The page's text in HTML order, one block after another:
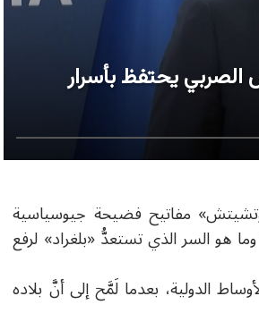
يحتفظ بأسرار
فوتشيتش» مفاتيح فضيحة جيوسياسية
هو السر الذي تستعدُّ «بلغراد» لرفع
الدولية، بعدما لَمَّح إلى أنَّ بلاده